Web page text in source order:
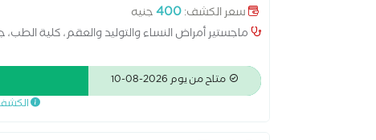
سعر الكشف:400جنيه
ماجستير أمراض النساء والتوليد والعقم، كلية الطب،
متاح من يوم 2026-08-10